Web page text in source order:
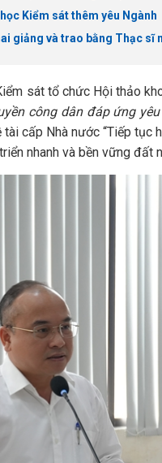
Kiểm sát thêm yêu Ngành
giảng và trao bằng Thạc sĩ
sát tổ chức Hội thảo
công dân đáp ứng
tài cấp Nhà nước “Tiếp tục
nhanh và bền vững đất